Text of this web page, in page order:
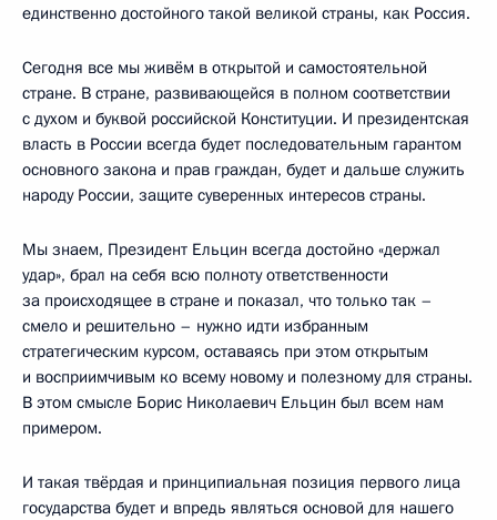
единственно достойного такой великой страны, как Россия.
Сегодня все мы живём в открытой и самостоятельной
стране. В стране, развивающейся в полном соответствии
с духом и буквой российской Конституции. И президентская
власть в России всегда будет последовательным гарантом
основного закона и прав граждан, будет и дальше служить
народу России, защите суверенных интересов страны.
Мы знаем, Президент Ельцин всегда достойно «держал
удар», брал на себя всю полноту ответственности
за происходящее в стране и показал, что только так –
смело и решительно – нужно идти избранным
стратегическим курсом, оставаясь при этом открытым
и восприимчивым ко всему новому и полезному для страны.
В этом смысле Борис Николаевич Ельцин был всем нам
примером.
И такая твёрдая и принципиальная позиция первого лица
государства будет и впредь являться основой для нашего